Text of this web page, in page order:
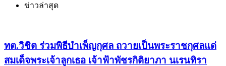
ข่าวล่าสุด
ทต.วิชิต ร่วมพิธีบำเพ็ญกุศล ถวายเป็นพระราชกุศลแด่
สมเด็จพระเจ้าลูกเธอ เจ้าฟ้าพัชรกิติยาภา นเรนทิรา